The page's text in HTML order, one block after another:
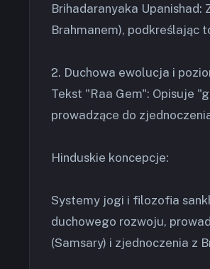
Brihadaranyaka
Brahmanem), podkreślając
2. Duchowa ewolucja i
Tekst "Raa Gem": Opisuje
prowadzące do
Hinduskie koncepcje:
Systemy jogi i filozofia
duchowego rozwoju,
(Samsary) i zjednoczenia z